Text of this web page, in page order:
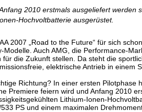
2010 erstmals ausgeliefert werden
Hochvoltbatterie ausgerüstet.
2007 „Road to the Future“ für sich schon
Auch AMG, die Performance-
die Zukunft stellen. Da steht die
elektrische Antrieb in einem
Richtung? In einer ersten Pilotphase
Premiere feiern wird und Anfang 2010
Lithium-Ionen-
PS und einem maximalen